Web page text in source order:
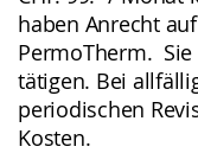
haben Anrecht
PermoTherm.
tätigen. Bei
periodischen
Kosten.